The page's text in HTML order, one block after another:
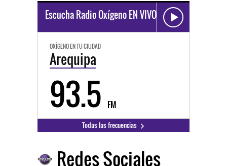
Escucha Radio Oxígeno EN VIVO
OXÍGENO EN TU CIUDAD
Arequipa
93.5 FM
Todas las frecuencias
Redes Sociales